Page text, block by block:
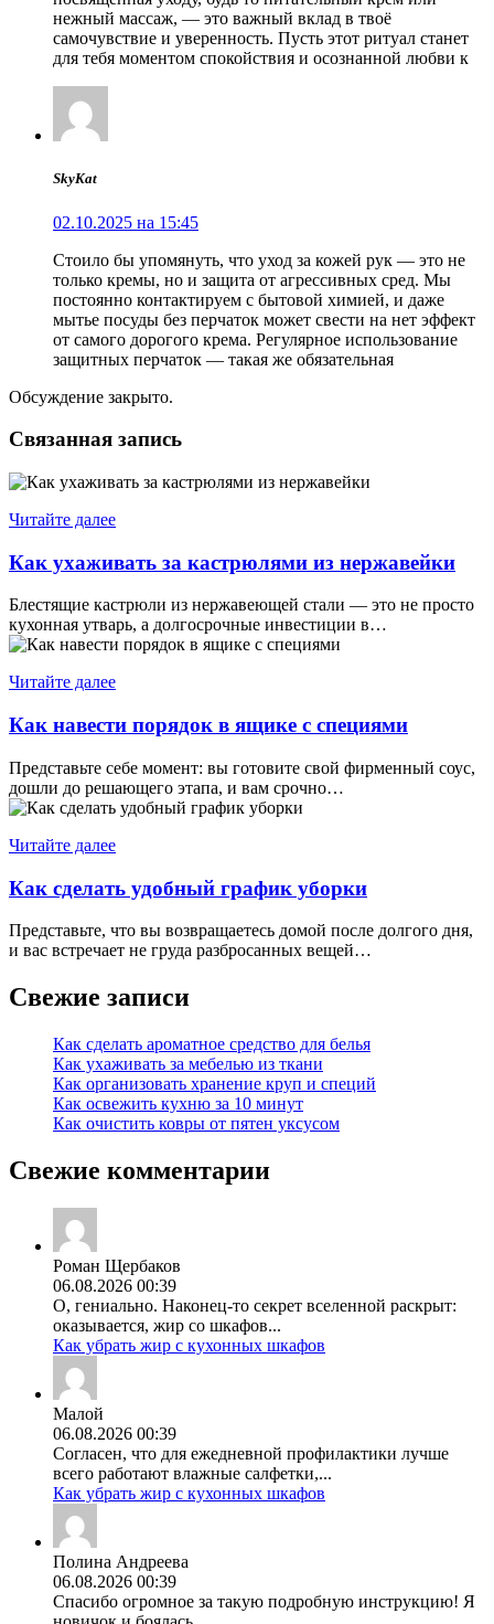
нежный массаж, — это важный вклад в твоё
самочувствие и уверенность. Пусть этот ритуал станет
для тебя моментом спокойствия и осознанной любви к
SkyKat
02.10.2025 на 15:45
Стоило бы упомянуть, что уход за кожей рук — это не
только кремы, но и защита от агрессивных сред. Мы
постоянно контактируем с бытовой химией, и даже
мытье посуды без перчаток может свести на нет эффект
от самого дорогого крема. Регулярное использование
защитных перчаток — такая же обязательная
Обсуждение закрыто.
Связанная запись
Читайте далее
Как ухаживать за кастрюлями из нержавейки
Блестящие кастрюли из нержавеющей стали — это не просто
кухонная утварь, а долгосрочные инвестиции в…
Читайте далее
Как навести порядок в ящике с специями
Представьте себе момент: вы готовите свой фирменный соус,
дошли до решающего этапа, и вам срочно…
Читайте далее
Как сделать удобный график уборки
Представьте, что вы возвращаетесь домой после долгого дня,
и вас встречает не груда разбросанных вещей…
Свежие записи
Как сделать ароматное средство для белья
Как ухаживать за мебелью из ткани
Как организовать хранение круп и специй
Как освежить кухню за 10 минут
Как очистить ковры от пятен уксусом
Свежие комментарии
Роман Щербаков
06.08.2026 00:39
О, гениально. Наконец-то секрет вселенной раскрыт:
оказывается, жир со шкафов...
Как убрать жир с кухонных шкафов
Малой
06.08.2026 00:39
Согласен, что для ежедневной профилактики лучше
всего работают влажные салфетки,...
Как убрать жир с кухонных шкафов
Полина Андреева
06.08.2026 00:39
Спасибо огромное за такую подробную инструкцию! Я